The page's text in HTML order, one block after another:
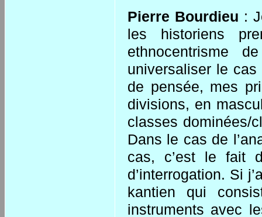
Pierre Bourdieu :
les historiens
ethnocentrisme
universaliser le
de pensée, mes
divisions, en
classes dominées/
Dans le cas de
cas, c’est le fait
d’interrogation. Si
kantien qui
instruments avec